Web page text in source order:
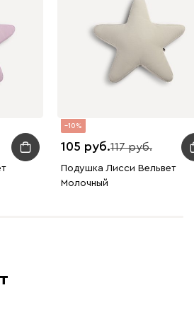
10
105 117
Подушка Лисси Вельвет
Молочный